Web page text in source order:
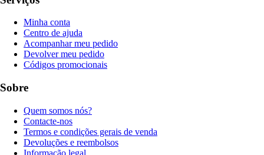
Minha conta
Centro de ajuda
Acompanhar meu pedido
Devolver meu pedido
Códigos promocionais
Sobre
Quem somos nós?
Contacte-nos
Termos e condições gerais de venda
Devoluções e reembolsos
Informação legal